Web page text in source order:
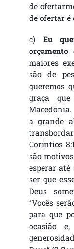
de
de ofertar é
c) Eu
orçamento
maiores
são de
queremos
graça
a grande
Coríntios
são
esperar até
ser que
Deus
“Vocês
para que
ocasião